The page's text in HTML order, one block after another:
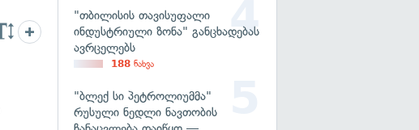
"თბილისის თავისუფალი
ინდუსტრიული ზონა" განცხადებას
ავრცელებს
188 ნახვა
"ბლექ სი პეტროლიუმმა"
რუსული ნედლი ნავთობის